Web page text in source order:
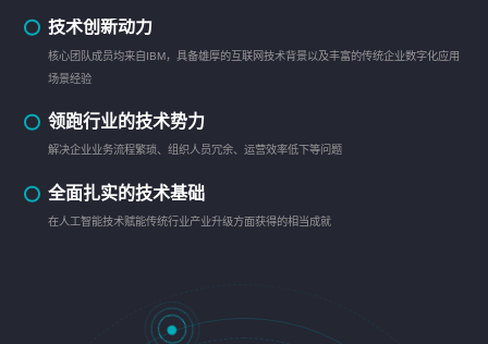
技术创新动力
核心团队成员均来自IBM，具备雄厚的互联网技术背景以及丰富的传统企业数字化应用
场景经验
领跑行业的技术势力
解决企业业务流程繁琐、组织人员冗余、运营效率低下等问题
全面扎实的技术基础
在人工智能技术赋能传统行业产业升级方面获得的相当成就